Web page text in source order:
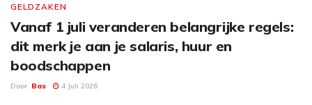
GELDZAKEN
Vanaf 1 juli veranderen belangrijke regels:
dit merk je aan je salaris, huur en
boodschappen
Door Bas 4 Juli 2026